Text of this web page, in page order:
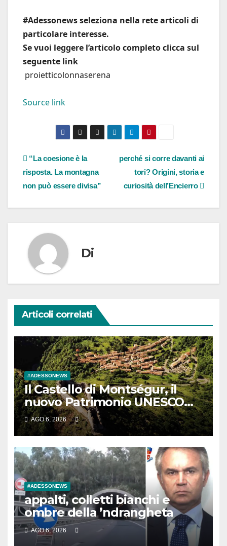
#Adessonews seleziona nella rete articoli di
particolare interesse.
Se vuoi leggere l’articolo completo clicca sul
seguente link
proietticolonnaserena
Source link
Navigazione
articoli
perché si corre davanti ai
tori? Origini, storia e
curiosità dell’Encierro
“La coesione è la
risposta. La montagna
non può essere divisa”
Di
Articoli correlati
#ADESSONEWS
Il Castello di Montségur, il
nuovo Patrimonio UNESCO
della Francia
AGO 6, 2026
#ADESSONEWS
appalti, colletti bianchi e
ombre della ’ndrangheta
AGO 6, 2026